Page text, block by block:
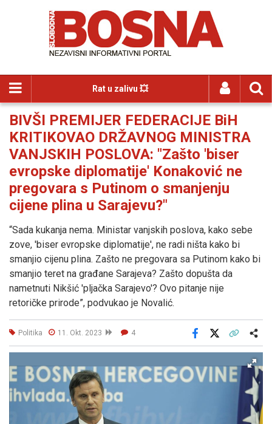
Rat u zalivu 💥
BIVŠI PREMIJER FEDERACIJE BiH
KRITIKOVAO DRŽAVNOG MINISTRA
VANJSKIH POSLOVA: "Zašto 'biser
evropske diplomatije' Konaković ne
pregovara s Putinom o smanjenju
cijene plina u Sarajevu?"
“Sada kukanja nema. Ministar vanjskih poslova, kako sebe
zove, 'biser evropske diplomatije', ne radi ništa kako bi
smanjio cijenu plina. Zašto ne pregovara sa Putinom kako bi
smanjio teret na građane Sarajeva? Zašto dopušta da
nametnuti Nikšić 'pljačka Sarajevo'? Ovo pitanje nije
retoričke prirode”, podvukao je Novalić.
Politika 11. Okt. 2023 4
Facebook